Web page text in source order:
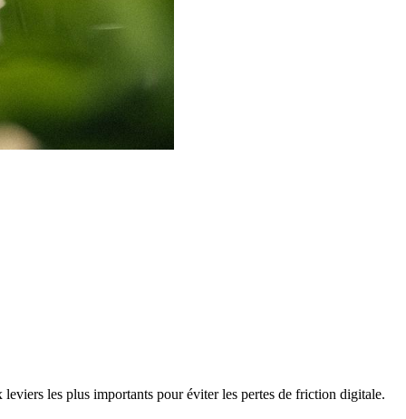
les plus importants pour éviter les pertes de friction digitale.